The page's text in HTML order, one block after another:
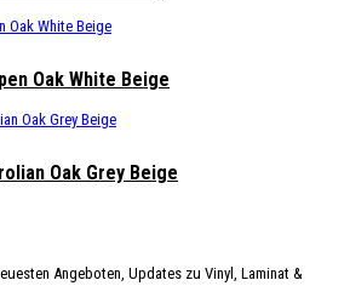
Oak White Beige
Oak Grey Beige
Angeboten, Updates zu Vinyl, Laminat &